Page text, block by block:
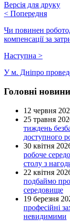
Версія для друку
< Попередня
Чи повинен
компенсації за
Наступна >
У м. Дніпро
Головні новини
12 червня
25 травня
тиждень
доступного
30 квітня
робоче
столу з
22 квітня
подбаймо про
середовище
19 березня
професійні
невидимими